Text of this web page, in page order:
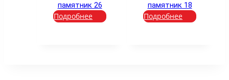
памятник 26
Подробнее
памятник 18
Подробнее